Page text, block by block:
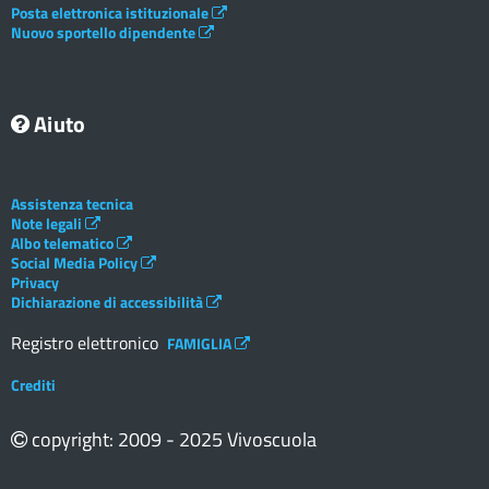
Posta elettronica istituzionale
Nuovo sportello dipendente
Aiuto
Assistenza tecnica
Note legali
Albo telematico
Social Media Policy
Privacy
Dichiarazione di accessibilità
Registro elettronico FAMIGLIA
Crediti
copyright: 2009 - 2025 Vivoscuola